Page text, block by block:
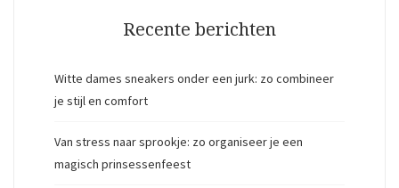
Recente berichten
Witte dames sneakers onder een jurk: zo combineer
je stijl en comfort
Van stress naar sprookje: zo organiseer je een
magisch prinsessenfeest